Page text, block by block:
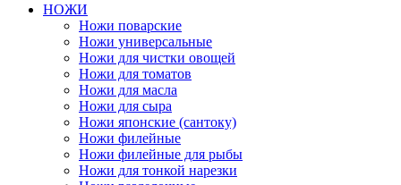
НОЖИ
Ножи поварские
Ножи универсальные
Ножи для чистки овощей
Ножи для томатов
Ножи для масла
Ножи для сыра
Ножи японские (сантоку)
Ножи филейные
Ножи филейные для рыбы
Ножи для тонкой нарезки